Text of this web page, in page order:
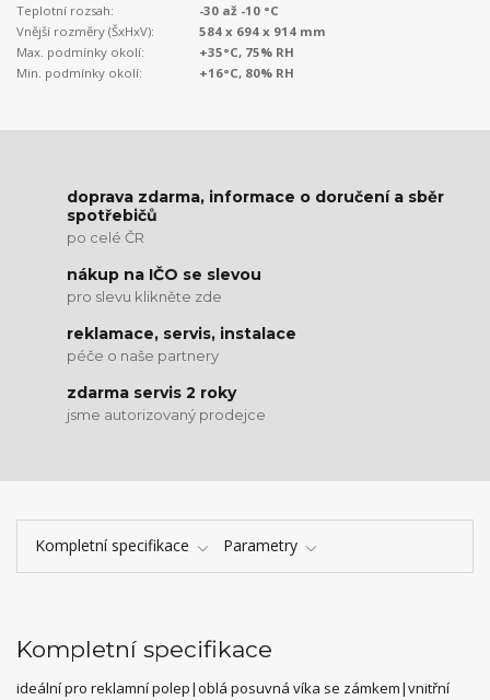
Teplotní rozsah:
-30 až -10 °C
Vnější rozměry (ŠxHxV):
584 x 694 x 914 mm
Max. podmínky okolí:
+35°C, 75% RH
Min. podmínky okolí:
+16°C, 80% RH
doprava zdarma, informace o doručení a sběr
spotřebičů
po celé ČR
nákup na IČO se slevou
pro slevu klikněte zde
reklamace, servis, instalace
péče o naše partnery
zdarma servis 2 roky
jsme autorizovaný prodejce
Kompletní specifikace Parametry
Kompletní specifikace
ideální pro reklamní polep|oblá posuvná víka se zámkem|vnitřní